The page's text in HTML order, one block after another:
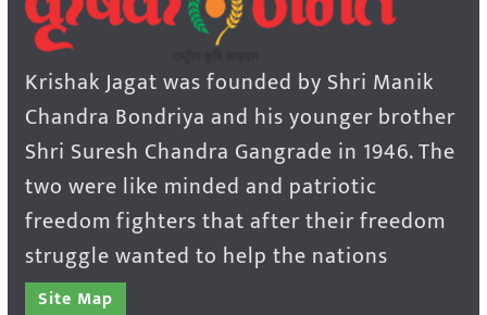
Krishak Jagat was founded by Shri Manik
Chandra Bondriya and his younger brother
Shri Suresh Chandra Gangrade in 1946. The
two were like minded and patriotic
freedom fighters that after their freedom
struggle wanted to help the nations
Site Map